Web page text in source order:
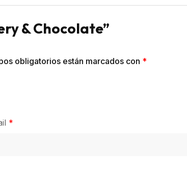
& Chocolate”
obligatorios están marcados con *
*